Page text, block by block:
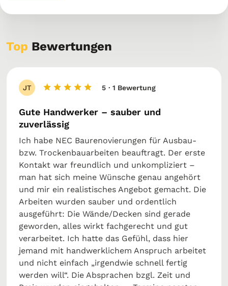
Top Bewertungen
JT 5 · 1 Bewertung
Gute Handwerker – sauber und
zuverlässig
Ich habe NEC Baurenovierungen für Ausbau-
bzw. Trockenbauarbeiten beauftragt. Der erste
Kontakt war freundlich und unkompliziert –
man hat sich meine Wünsche genau angehört
und mir ein realistisches Angebot gemacht. Die
Arbeiten wurden sauber und ordentlich
ausgeführt: Die Wände/Decken sind gerade
geworden, alles wirkt fachgerecht und gut
verarbeitet. Ich hatte das Gefühl, dass hier
jemand mit handwerklichem Anspruch arbeitet
und nicht einfach „irgendwie schnell fertig
werden will“. Die Absprachen bzgl. Zeit und